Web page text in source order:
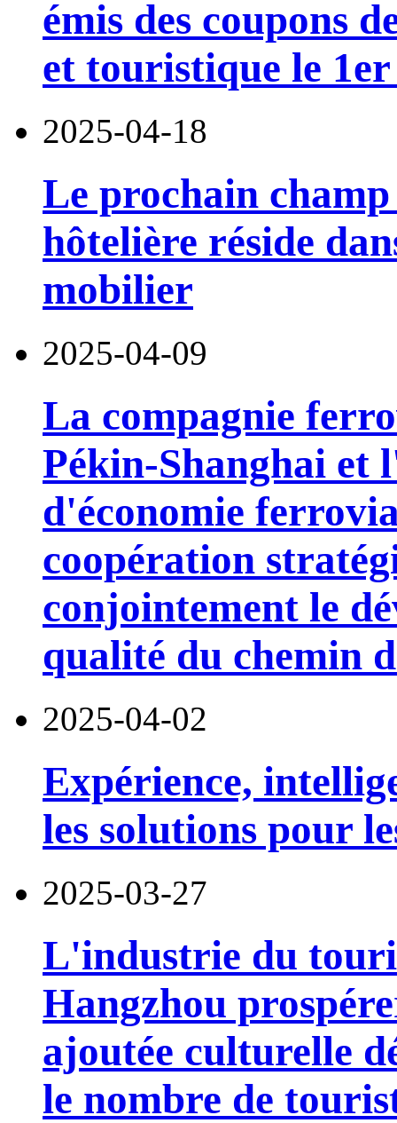
émis des coupons
et touristique le
2025-04-18
Le prochain
hôtelière réside
mobilier
2025-04-09
La compagnie
Pékin-Shanghai et
d'économie
coopération
conjointement le
qualité du chemin
2025-04-02
Expérience,
les solutions pour
2025-03-27
L'industrie du
Hangzhou
ajoutée culturelle
le nombre de